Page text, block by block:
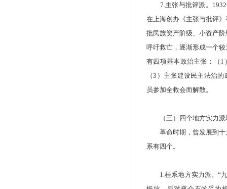
7.主张与批评派。1932
在上海创办《主张与批评
批民族资产阶级、小资产
呼吁救亡，逐渐形成一个
有四项基本政治主张：（
（3）主张建设民主法治
员参加全救会而解散。
（三）四个地方实力派
革命时期，曾发展到十
系有四个。
1.桂系地方实力派。“九